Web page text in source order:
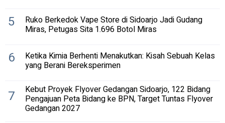
5 Ruko Berkedok Vape Store di Sidoarjo Jadi Gudang
Miras, Petugas Sita 1.696 Botol Miras
6 Ketika Kimia Berhenti Menakutkan: Kisah Sebuah Kelas
yang Berani Bereksperimen
7 Kebut Proyek Flyover Gedangan Sidoarjo, 122 Bidang
Pengajuan Peta Bidang ke BPN, Target Tuntas Flyover
Gedangan 2027